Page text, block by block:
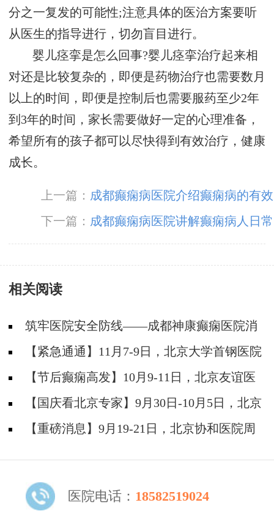
分之一复发的可能性;注意具体的医治方案要听
从医生的指导进行，切勿盲目进行。
婴儿痉挛是怎么回事?婴儿痉挛治疗起来相
对还是比较复杂的，即便是药物治疗也需要数月
以上的时间，即便是控制后也需要服药至少2年
到3年的时间，家长需要做好一定的心理准备，
希望所有的孩子都可以尽快得到有效治疗，健康
成长。
上一篇： 成都癫痫病医院介绍癫痫病的有效
治疗方法
下一篇： 成都癫痫病医院讲解癫痫病人日常
护理
相关阅读
筑牢医院安全防线——成都神康癫痫医院消
防安全培训纪实
【紧急通通】11月7-9日，北京大学首钢医院
神经内科胡颖教授亲临成都会诊，破解癫痫疑难
【节后癫痫高发】10月9-11日，北京友谊医
院陈葵博士免费会诊+治疗援助，破解癫痫难
题！
【国庆看北京专家】9月30日-10月5日，北京
天坛&首钢医院两大专家蓉城亲诊+癫痫大额救
【重磅消息】9月19-21日，北京协和医院周
线！
医院电话： 18582519024